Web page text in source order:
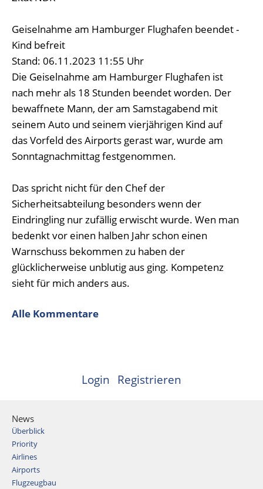
Geiselnahme am Hamburger Flughafen beendet -
Kind befreit
Stand: 06.11.2023 11:55 Uhr
Die Geiselnahme am Hamburger Flughafen ist
nach mehr als 18 Stunden beendet worden. Der
bewaffnete Mann, der am Samstagabend mit
seinem Auto und seinem vierjährigen Kind auf
das Vorfeld des Airports gerast war, wurde am
Sonntagnachmittag festgenommen.
Das spricht nicht für den Chef der
Sicherheitsabteilung besonders wenn der
Eindringling nur zufällig erwischt wurde. Wen man
bedenkt vor einen halben Jahr schon einen
Warnschuss bekommen zu haben der
glücklicherweise unblutig aus ging. Kompetenz
sieht für mich anders aus.
Alle Kommentare
Login Registrieren
News
Überblick
Priority
Airlines
Airports
Flugzeugbau